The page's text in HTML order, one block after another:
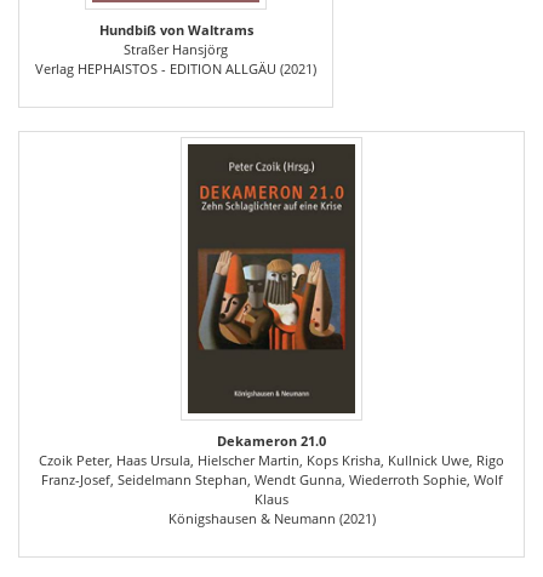
Hundbiß von Waltrams
Straßer Hansjörg
Verlag HEPHAISTOS - EDITION ALLGÄU (2021)
Dekameron 21.0
Czoik Peter, Haas Ursula, Hielscher Martin, Kops Krisha, Kullnick Uwe, Rigo
Franz-Josef, Seidelmann Stephan, Wendt Gunna, Wiederroth Sophie, Wolf
Klaus
Königshausen & Neumann (2021)